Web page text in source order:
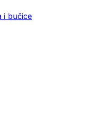
i bučice